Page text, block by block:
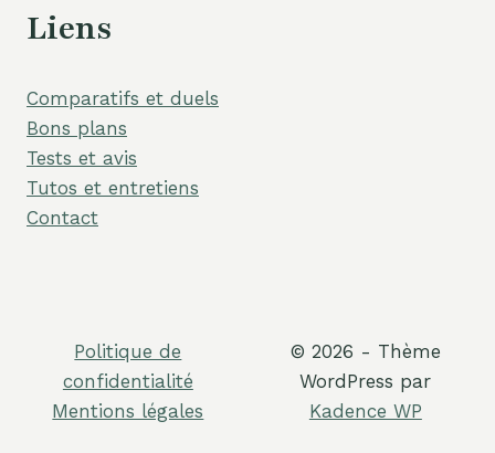
Liens
Comparatifs et duels
Bons plans
Tests et avis
Tutos et entretiens
Contact
Politique de
confidentialité
Mentions légales
© 2026 - Thème
WordPress par
Kadence WP